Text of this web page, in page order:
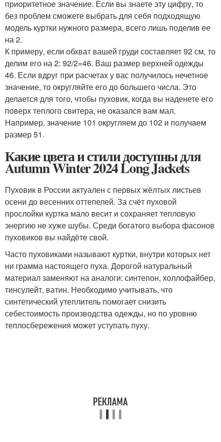
приоритетное значение. Если вы знаете эту цифру, то
без проблем сможете выбрать для себя подходящую
модель куртки нужного размера, всего лишь поделив ее
на 2.
К примеру, если обхват вашей груди составляет 92 см, то
делим его на 2: 92/2=46. Ваш размер верхней одежды
46. Если вдруг при расчетах у вас получилось нечетное
значение, то округляйте его до большего числа. Это
делается для того, чтобы пуховик, когда вы наденете его
поверх теплого свитера, не оказался вам мал.
Например, значение 101 округляем до 102 и получаем
размер 51.
Какие цвета и стили доступны для
Autumn Winter 2024 Long Jackets
Пуховик в России актуален с первых жёлтых листьев
осени до весенних оттепелей. За счёт пуховой
прослойки куртка мало весит и сохраняет тепловую
энергию не хуже шубы. Среди богатого выбора фасонов
пуховиков вы найдёте свой.
Часто пуховиками называют куртки, внутри которых нет
ни грамма настоящего пуха. Дорогой натуральный
материал заменяют на аналоги: синтепон, холлофайбер,
тинсулейт, ватин. Необходимо учитывать, что
синтетический утеплитель помогает снизить
себестоимость производства одежды, но по уровню
теплосбережения может уступать пуху.